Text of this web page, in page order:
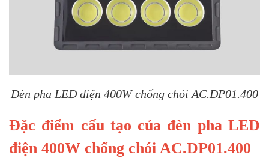
Đèn pha LED điện 400W chống chói AC.DP01.400
Đặc điểm cấu tạo của đèn pha LED
điện 400W chống chói AC.DP01.400